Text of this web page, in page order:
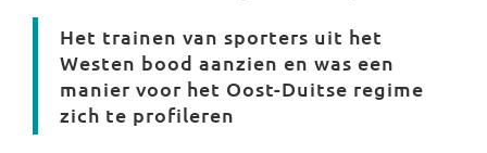
Het trainen van sporters uit het
Westen bood aanzien en was een
manier voor het Oost-Duitse regime
zich te profileren